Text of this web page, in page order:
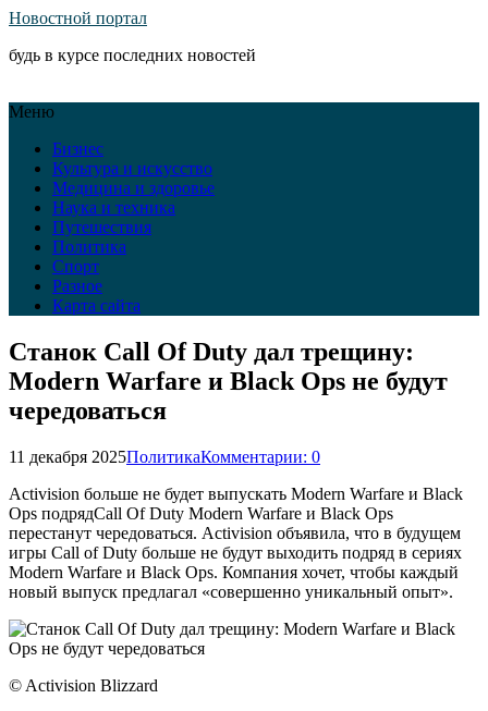
Новостной портал
будь в курсе последних новостей
Меню
Бизнес
Культура и искусство
Медицина и здоровье
Наука и техника
Путешествия
Политика
Спорт
Разное
Карта сайта
Станок Call Of Duty дал трещину:
Modern Warfare и Black Ops не будут
чередоваться
11 декабря 2025ПолитикаКомментарии: 0
Activision больше не будет выпускать Modern Warfare и Black
Ops подрядCall Of Duty Modern Warfare и Black Ops
перестанут чередоваться. Activision объявила, что в будущем
игры Call of Duty больше не будут выходить подряд в сериях
Modern Warfare и Black Ops. Компания хочет, чтобы каждый
новый выпуск предлагал «совершенно уникальный опыт».
© Activision Blizzard